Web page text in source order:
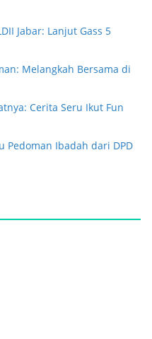
Jabar: Lanjut Gass 5
Melangkah Bersama di
Cerita Seru Ikut Fun
Pedoman Ibadah dari DPD